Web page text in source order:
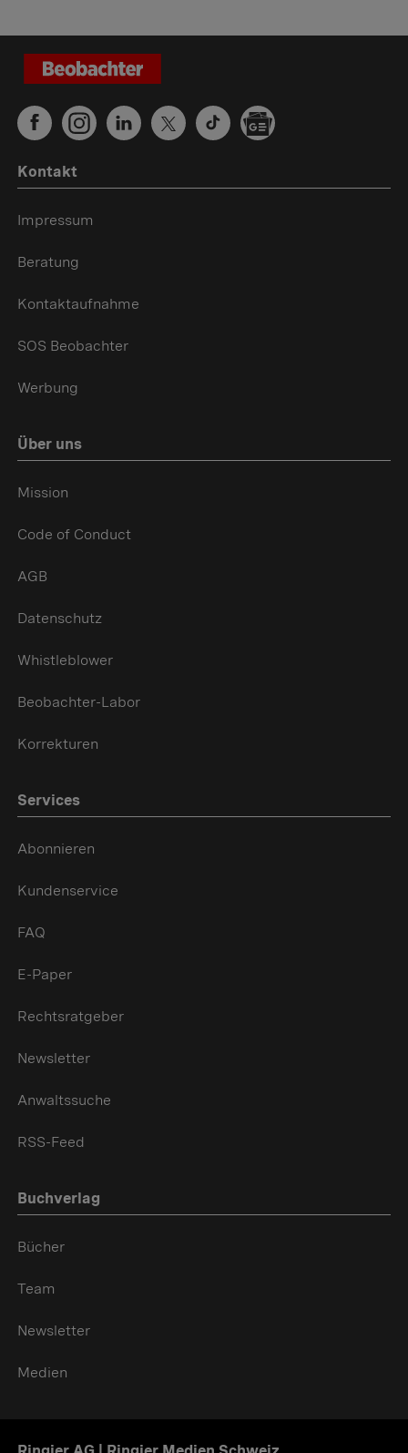
Kontakt
Impressum
Beratung
Kontaktaufnahme
SOS Beobachter
Werbung
Über uns
Mission
Code of Conduct
AGB
Datenschutz
Whistleblower
Beobachter-Labor
Korrekturen
Services
Abonnieren
Kundenservice
FAQ
E-Paper
Rechtsratgeber
Newsletter
Anwaltssuche
RSS-Feed
Buchverlag
Bücher
Team
Newsletter
Medien